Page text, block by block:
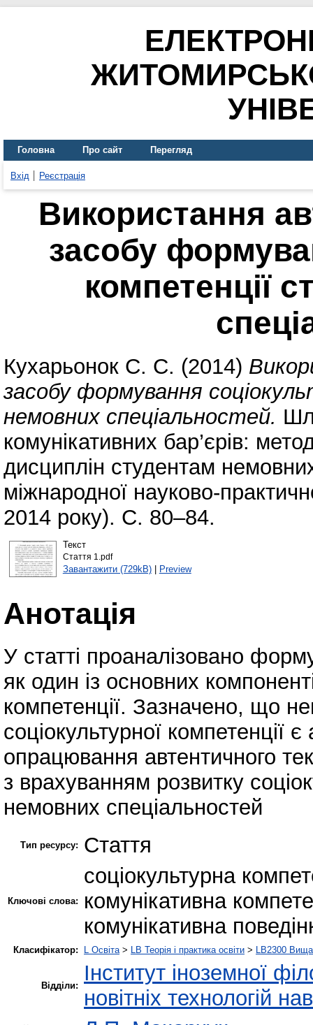
Головна Про сайт Перегляд
Вхід Реєстрація
Використання
засобу
компетенції
Кухарьонок С. С. (2014)
засобу формування
немовних спеціальностей.
комунікативних бар’єрів:
дисциплін студентам
міжнародної науково-
2014 року). С. 80–84.
Текст
Стаття 1.pdf
Завантажити (729kB)| Preview
Анотація
У статті проаналізовано
як один із основних
компетенції. Зазначено, що
соціокультурної компетенції
опрацювання автентичного
з врахуванням розвитку
немовних спеціальностей
Тип ресурсу: Стаття
Ключові слова:
соціокультурна
комунікативна
комунікативна
Класифікатор: L Освіта > LB Теорія і практика освіти > LB2300 Вища
Відділи:
Інститут іноземної
новітніх технологій